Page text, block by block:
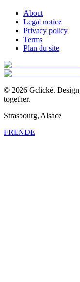
About
Legal notice
Privacy policy
Terms
Plan du site
© 2026 Gclické.
together.
Strasbourg, Alsace
FRENDE